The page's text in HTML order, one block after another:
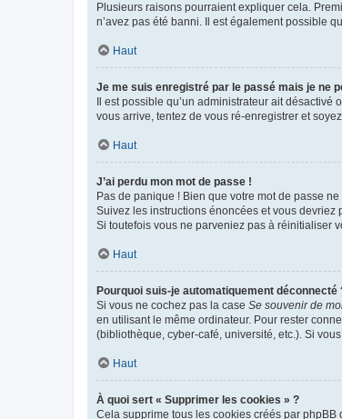
Plusieurs raisons pourraient expliquer cela.
n’avez pas été banni. Il est également possible
Haut
Je me suis enregistré par le passé mais je ne
Il est possible qu’un administrateur ait
vous arrive, tentez de vous ré-enregistrer et
Haut
J’ai perdu mon mot de passe !
Pas de panique ! Bien que votre mot de passe
Suivez les instructions énoncées et vous devriez
Si toutefois vous ne parveniez pas à réinitialiser
Haut
Pourquoi suis-je automatiquement déconnecté
Si vous ne cochez pas la case Se souvenir de
en utilisant le même ordinateur. Pour rester
(bibliothèque, cyber-café, université, etc.). Si
Haut
À quoi sert « Supprimer les cookies » ?
Cela supprime tous les cookies créés par